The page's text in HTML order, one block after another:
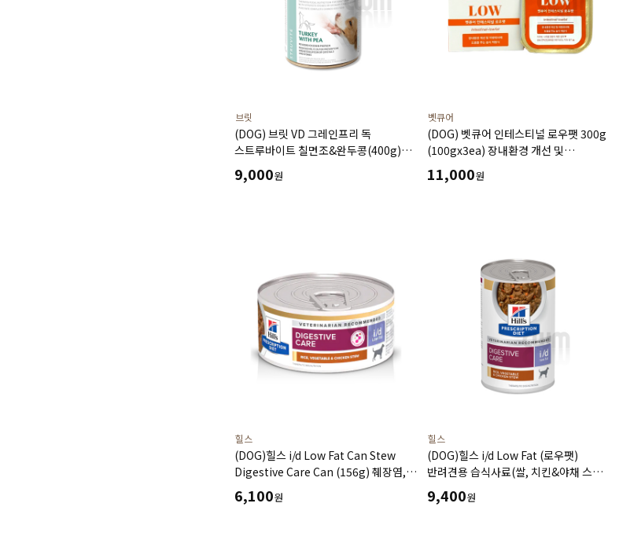
브릿
(DOG) 브릿 VD 그레인프리 독
스트루바이트 칠면조&완두콩(400g)
스트루바이트 용해 및 칼슘
옥살레이트감소에 도움
9,000원
벳큐어
(DOG) 벳큐어 인테스티널 로우팻 300g
(100gx3ea) 장내환경 개선 및
지방대사에 도움을 주는 습식 처방식
11,000원
힐스
(DOG)힐스 i/d Low Fat Can Stew
Digestive Care Can (156g) 췌장염,
고지혈증,단백소실성 장병증-처방습식,
처방캔
6,100원
힐스
(DOG)힐스 i/d Low Fat (로우팻)
반려견용 습식사료(쌀, 치킨&야채 스튜)
(354g) 췌장염,고지혈증,단백소실성
장병증-처방습식,처방캔
9,400원